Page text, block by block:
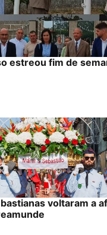
estreou fim de
voltaram a